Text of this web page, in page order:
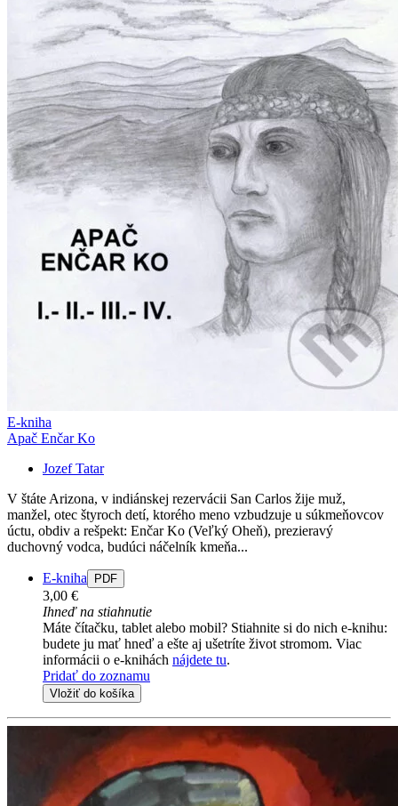
E-kniha
Apač Enčar Ko
Jozef Tatar
V štáte Arizona, v indiánskej rezervácii San Carlos žije muž,
manžel, otec štyroch detí, ktorého meno vzbudzuje u súkmeňovcov
úctu, obdiv a rešpekt: Enčar Ko (Veľký Oheň), prezieravý
duchovný vodca, budúci náčelník kmeňa...
E-kniha PDF
3,00 €
Ihneď na stiahnutie
Máte čítačku, tablet alebo mobil? Stiahnite si do nich e-knihu:
budete ju mať hneď a ešte aj ušetríte život stromom. Viac
informácii o e-knihách nájdete tu.
Pridať do zoznamu
Vložiť do košíka